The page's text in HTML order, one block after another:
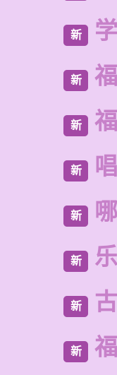
新
新
新
新
新
新
新
新